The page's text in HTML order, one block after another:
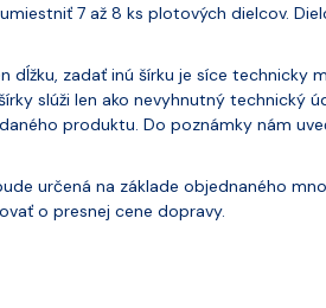
7 až 8 ks plotových dielcov.
dĺžku, zadať inú šírku je síce technicky
slúži len ako nevyhnutný technický
produktu. Do poznámky nám
určená na základe objednaného
o presnej cene dopravy.